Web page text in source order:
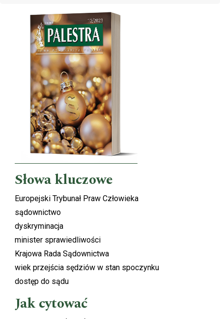
Cover image
Słowa kluczowe
Europejski Trybunał Praw Człowieka
sądownictwo
dyskryminacja
minister sprawiedliwości
Krajowa Rada Sądownictwa
wiek przejścia sędziów w stan spoczynku
dostęp do sądu
Jak cytować